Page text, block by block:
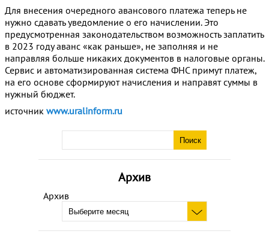
Архив
Архив
Для внесения очередного авансового платежа теперь не
нужно сдавать уведомление о его начислении. Это
предусмотренная законодательством возможность заплатить
в 2023 году аванс «как раньше», не заполняя и не
направляя больше никаких документов в налоговые органы.
Сервис и автоматизированная система ФНС примут платеж,
на его основе сформируют начисления и направят суммы в
нужный бюджет.
источник www.uralinform.ru